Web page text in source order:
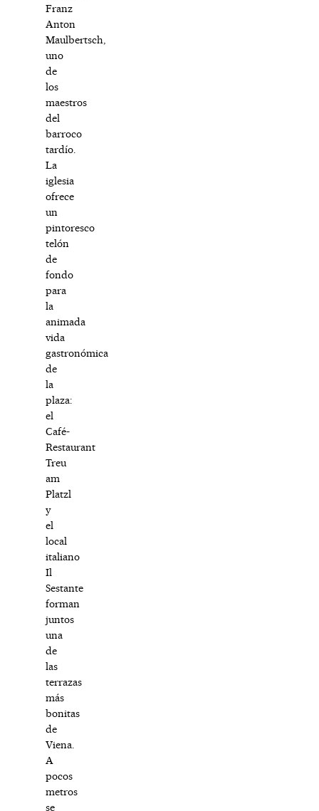
Franz
Anton
Maulbertsch,
uno
de
los
maestros
del
barroco
tardío.
La
iglesia
ofrece
un
pintoresco
telón
de
fondo
para
la
animada
vida
gastronómica
de
la
plaza:
el
Café-
Restaurant
Treu
am
Platzl
y
el
local
italiano
Il
Sestante
forman
juntos
una
de
las
terrazas
más
bonitas
de
Viena.
A
pocos
metros
se